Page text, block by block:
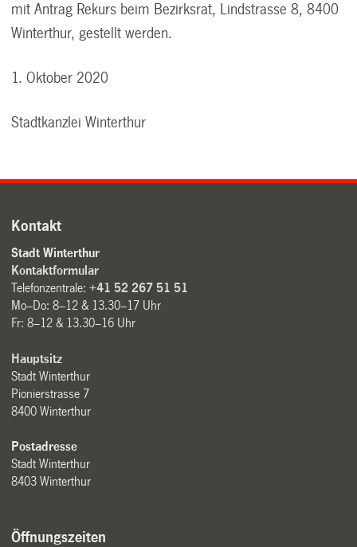
mit Antrag Rekurs beim Bezirksrat, Lindstrasse 8, 8400
Winterthur, gestellt werden.
1. Oktober 2020
Stadtkanzlei Winterthur
Kontakt
Stadt Winterthur
Kontaktformular
Telefonzentrale:+41 52 267 51 51
Mo–Do: 8–12 & 13.30–17 Uhr
Fr: 8–12 & 13.30–16 Uhr
Hauptsitz
Stadt Winterthur
Pionierstrasse 7
8400 Winterthur
Postadresse
Stadt Winterthur
8403 Winterthur
Öffnungszeiten